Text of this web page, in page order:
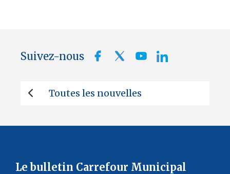
Suivez-nous
Toutes les nouvelles
Le bulletin Carrefour Municipal